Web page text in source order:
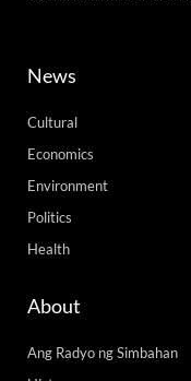
News
Cultural
Economics
Environment
Politics
Health
About
Ang Radyo ng Simbahan